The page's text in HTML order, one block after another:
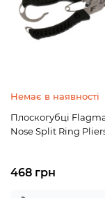
Немає в наявності
Плоскогубці
Nose Split Ring
468 грн